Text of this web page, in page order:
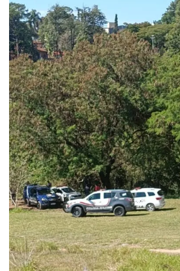
ECONOMIA
Queda dos empregos formais
agosto 6, 2026